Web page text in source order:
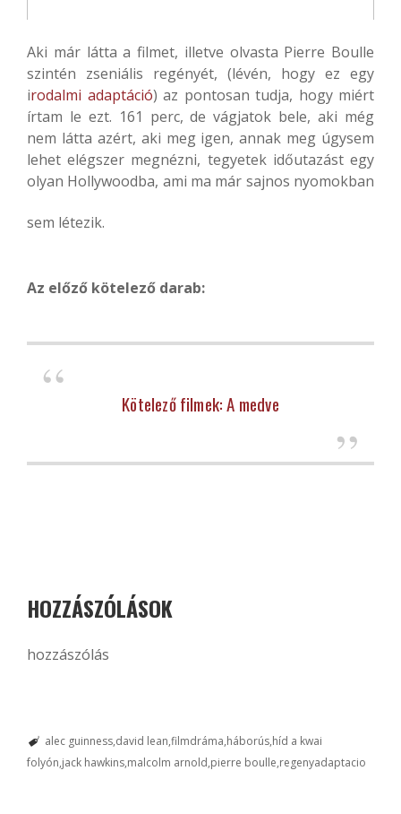
Aki már látta a filmet, illetve olvasta Pierre Boulle
szintén zseniális regényét, (lévén, hogy ez egy
irodalmi adaptáció) az pontosan tudja, hogy miért
írtam le ezt. 161 perc, de vágjatok bele, aki még
nem látta azért, aki meg igen, annak meg úgysem
lehet elégszer megnézni, tegyetek időutazást egy
olyan Hollywoodba, ami ma már sajnos nyomokban
sem létezik.
Az előző kötelező darab:
Kötelező filmek: A medve
HOZZÁSZÓLÁSOK
hozzászólás
alec guinness david lean filmdráma háborús híd a kwai
folyón jack hawkins malcolm arnold pierre boulle regenyadaptacio